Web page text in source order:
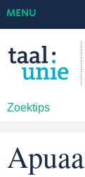
Zoektips
MENU